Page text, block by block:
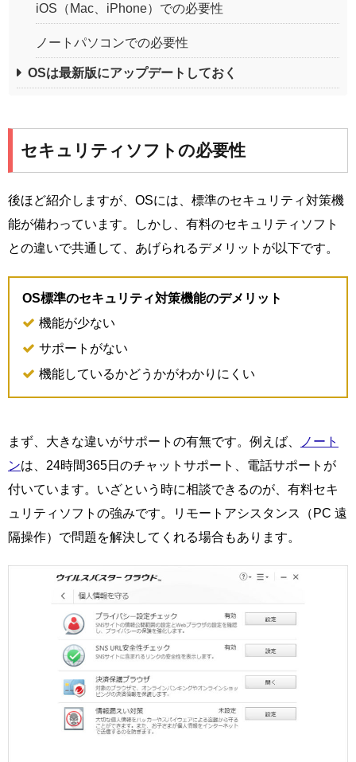
iOS（Mac、iPhone）での必要性
ノートパソコンでの必要性
OSは最新版にアップデートしておく
セキュリティソフトの必要性
後ほど紹介しますが、OSには、標準のセキュリティ対策機
能が備わっています。しかし、有料のセキュリティソフト
との違いで共通して、あげられるデメリットが以下です。
OS標準のセキュリティ対策機能のデメリット
機能が少ない
サポートがない
機能しているかどうかがわかりにくい
まず、大きな違いがサポートの有無です。例えば、
ノート
ンは、24時間365日のチャットサポート、電話サポートが
付いています。いざという時に相談できるのが、有料セキ
ュリティソフトの強みです。リモートアシスタンス（PC 遠
隔操作）で問題を解決してくれる場合もあります。